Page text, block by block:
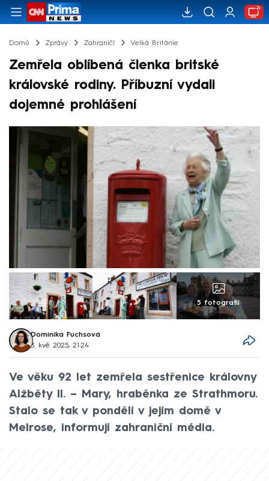
Domů Zprávy Zahraničí Velká Británie
Zemřela oblíbená členka britské
královské rodiny. Příbuzní vydali
dojemné prohlášení
5 fotografií
Dominika Fuchsová
3. kvě 2025, 21:24
Ve věku 92 let zemřela sestřenice královny
Alžběty II. – Mary, hraběnka ze Strathmoru.
Stalo se tak v pondělí v jejím domě v
Melrose, informují zahraniční média.